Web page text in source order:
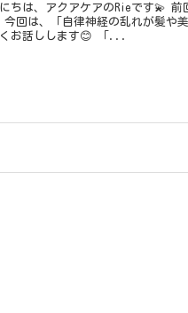
、アクアケアのRieです💫 前回のセルフチェックはいかがでした
今回は、「自律神経の乱れが髪や
詳しくお話しします😊 「...